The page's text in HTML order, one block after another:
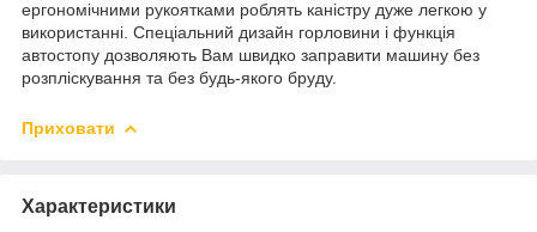
ергономічними рукоятками роблять каністру дуже легкою у
використанні. Спеціальний дизайн горловини і функція
автостопу дозволяють Вам швидко заправити машину без
розпліскування та без будь-якого бруду.
Приховати
Характеристики